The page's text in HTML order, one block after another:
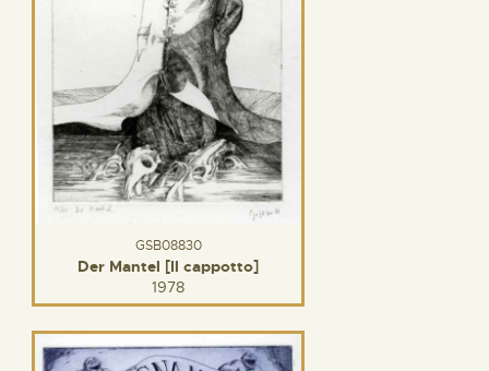
GSB08830
Der Mantel [Il cappotto]
1978